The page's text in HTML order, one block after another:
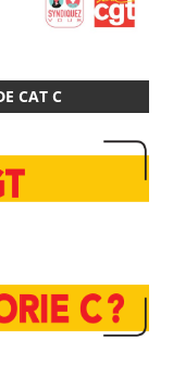
CAT C